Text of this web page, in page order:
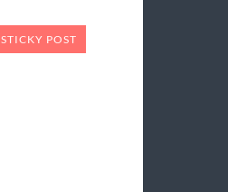
STICKY POST